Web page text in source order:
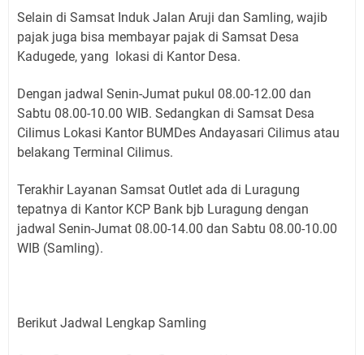
Selain di Samsat Induk Jalan Aruji dan Samling, wajib
pajak juga bisa membayar pajak di Samsat Desa
Kadugede, yang lokasi di Kantor Desa.
Dengan jadwal Senin-Jumat pukul 08.00-12.00 dan
Sabtu 08.00-10.00 WIB. Sedangkan di Samsat Desa
Cilimus Lokasi Kantor BUMDes Andayasari Cilimus atau
belakang Terminal Cilimus.
Terakhir Layanan Samsat Outlet ada di Luragung
tepatnya di Kantor KCP Bank bjb Luragung dengan
jadwal Senin-Jumat 08.00-14.00 dan Sabtu 08.00-10.00
WIB (Samling).
Berikut Jadwal Lengkap Samling